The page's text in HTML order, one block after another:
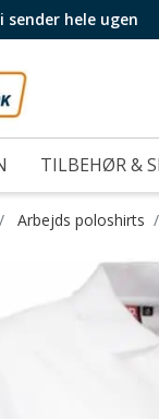
sender hele ugen
TILBEHØR &
Arbejds poloshirts